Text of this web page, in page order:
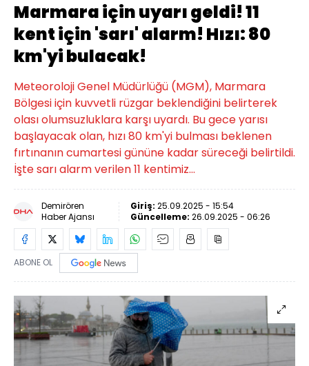
Marmara için uyarı geldi! 11
kent için 'sarı' alarm! Hızı: 80
km'yi bulacak!
Meteoroloji Genel Müdürlüğü (MGM), Marmara
Bölgesi için kuvvetli rüzgar beklendiğini belirterek
olası olumsuzluklara karşı uyardı. Bu gece yarısı
başlayacak olan, hızı 80 km'yi bulması beklenen
fırtınanın cumartesi gününe kadar süreceği belirtildi.
İşte sarı alarm verilen 11 kentimiz...
Demirören
Haber Ajansı
Giriş: 25.09.2025 - 15:54
Güncelleme: 26.09.2025 - 06:26
ABONE OL